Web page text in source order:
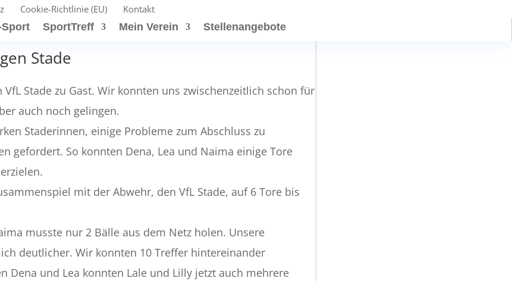
Cookie-Richtlinie (EU)
Kontakt
Sport SportTreff Mein Verein Stellenangebote
Stade
Stade zu Gast. Wir konnten uns zwischenzeitlich schon für
auch noch gelingen.
Staderinnen, einige Probleme zum Abschluss zu
gefordert. So konnten Dena, Lea und Naima einige Tore
mit der Abwehr, den VfL Stade, auf 6 Tore bis
musste nur 2 Bälle aus dem Netz holen. Unsere
deutlicher. Wir konnten 10 Treffer hintereinander
und Lea konnten Lale und Lilly jetzt auch mehrere